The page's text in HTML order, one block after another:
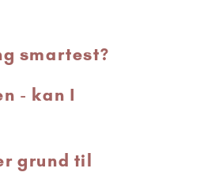
smartest?
- kan I
grund til